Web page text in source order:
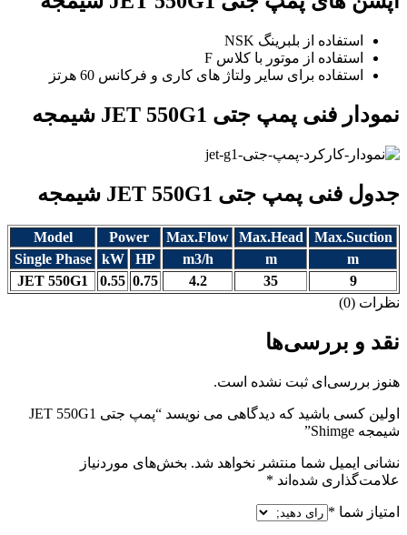
استفاده از بلبرینگ NSK
استفاده از موتور با کلاس F
استفاده برای سایر ولتاژ های کاری و فرکانس 60 هرتز
نمودار فنی پمپ جتی JET 550G1 شیمجه
جدول فنی پمپ جتی JET 550G1 شیمجه
Model Power Max.Flow Max.Head
Max.Suction
Single Phase
kW HP m3/h m
m
JET 550G1
0.55 0.75 4.2 35
9
نظرات (0)
نقد و بررسی‌ها
هنوز بررسی‌ای ثبت نشده است.
اولین کسی باشید که دیدگاهی می نویسد “پمپ جتی JET 550G1
شیمجه Shimge”
نشانی ایمیل شما منتشر نخواهد شد. بخش‌های موردنیاز
علامت‌گذاری شده‌اند *
امتیاز شما *